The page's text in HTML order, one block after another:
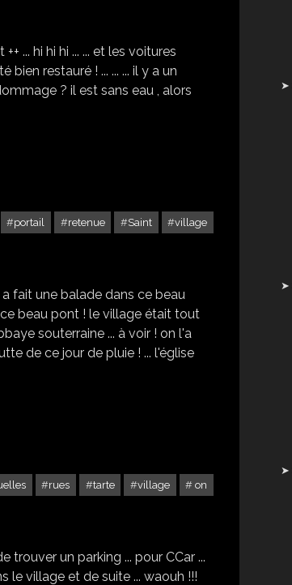
... hi hi hi ... ... et les voitures
restauré ! ... ... ... il y a un
? il est sans eau , alors
portail retenue Saint
village
fait une balade dans ce beau
beau pont ! le village était tout
souterraine ... à voir ! on l'a
de ce jour de pluie ! ... l'église
rues tarte village
on
trouver un parking ... pour CCar ...
le village et de suite ... waouh !!!